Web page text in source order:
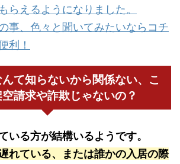
らえるようになりました。
事、色々と聞いてみたいならコチ
利！
て知らないから関係ない、こ
請求や詐欺じゃないの？
いる方が結構いるようです。
れている、または誰かの入居の際